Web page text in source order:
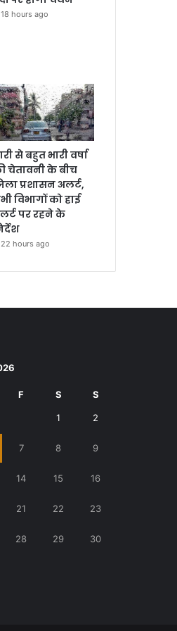
18 hours ago
से बहुत भारी वर्षा
चेतावनी के बीच
प्रशासन अलर्ट,
विभागों को हाई
पर रहने के
22 hours ago
F S S
1 2
7 8 9
14 15 16
21 22 23
28 29 30